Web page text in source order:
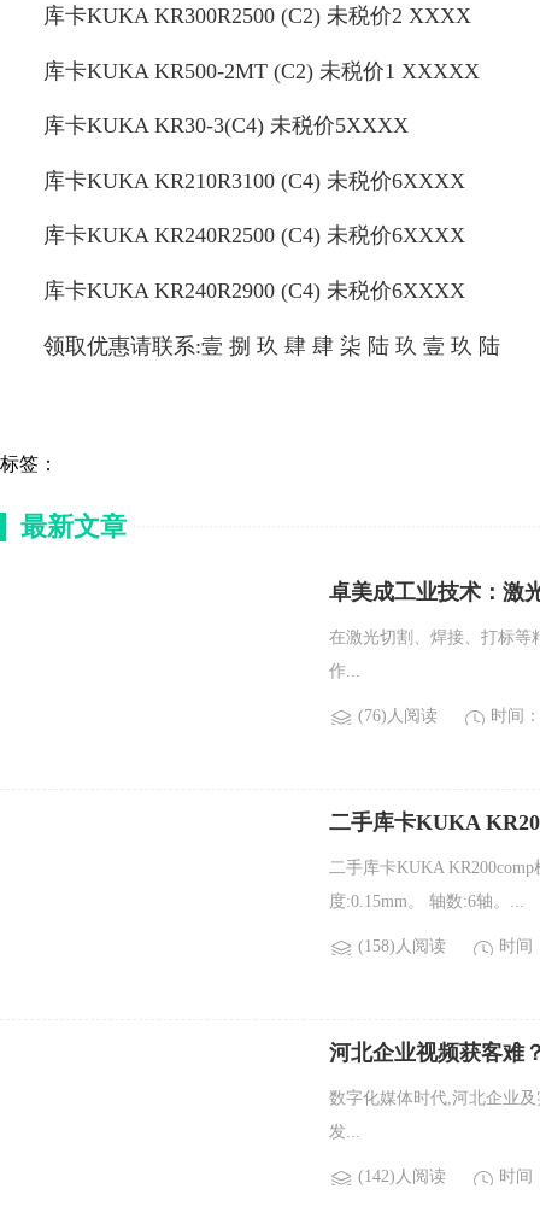
库卡KUKA KR300R2500 (C2) 未税价2 XXXX
库卡KUKA KR500-2MT (C2) 未税价1 XXXXX
库卡KUKA KR30-3(C4) 未税价5XXXX
库卡KUKA KR210R3100 (C4) 未税价6XXXX
库卡KUKA KR240R2500 (C4) 未税价6XXXX
库卡KUKA KR240R2900 (C4) 未税价6XXXX
领取优惠请联系:壹 捌 玖 肆 肆 柒 陆 玖 壹 玖 陆
标签：
最新文章
卓美成工业技术：激
在激光切割、焊接、打标等
作...
(76)人阅读 时间
二手库卡KUKA
二手库卡KUKA
度:0.15mm。 轴数:6轴。...
(158)人阅读 时间
河北企业视频获客难
数字化媒体时代,河北企业
发...
(142)人阅读 时间